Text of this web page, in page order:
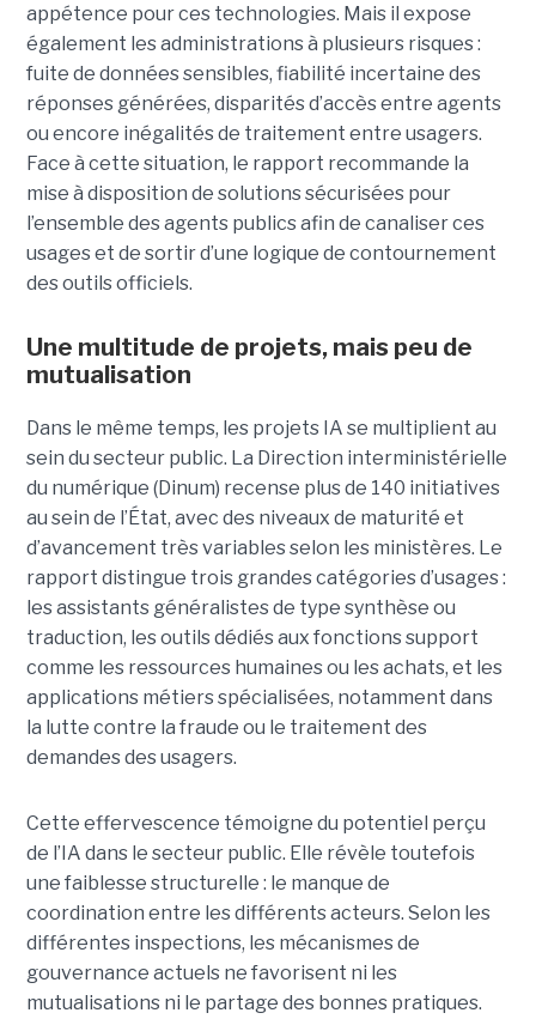
appétence pour ces technologies. Mais il expose
également les administrations à plusieurs risques :
fuite de données sensibles, fiabilité incertaine des
réponses générées, disparités d’accès entre agents
ou encore inégalités de traitement entre usagers.
Face à cette situation, le rapport recommande la
mise à disposition de solutions sécurisées pour
l’ensemble des agents publics afin de canaliser ces
usages et de sortir d’une logique de contournement
des outils officiels.
Une multitude de projets, mais peu de
mutualisation
Dans le même temps, les projets IA se multiplient au
sein du secteur public. La Direction interministérielle
du numérique (Dinum) recense plus de 140 initiatives
au sein de l’État, avec des niveaux de maturité et
d’avancement très variables selon les ministères. Le
rapport distingue trois grandes catégories d’usages :
les assistants généralistes de type synthèse ou
traduction, les outils dédiés aux fonctions support
comme les ressources humaines ou les achats, et les
applications métiers spécialisées, notamment dans
la lutte contre la fraude ou le traitement des
demandes des usagers.
Cette effervescence témoigne du potentiel perçu
de l’IA dans le secteur public. Elle révèle toutefois
une faiblesse structurelle : le manque de
coordination entre les différents acteurs. Selon les
différentes inspections, les mécanismes de
gouvernance actuels ne favorisent ni les
mutualisations ni le partage des bonnes pratiques.